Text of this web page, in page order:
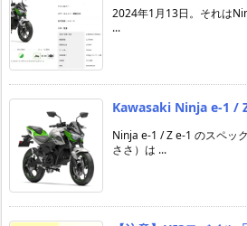
2024年1月13日。それは
...
Kawasaki Ninja e-1 /
Ninja e-1 / Z e-1 のスペッ
ささ）は ...